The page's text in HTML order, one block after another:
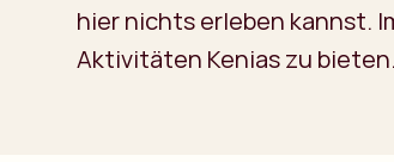
hier nichts erleben kannst.
Aktivitäten Kenias zu bieten.